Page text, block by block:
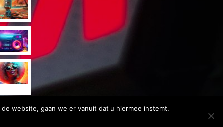
website, gaan we er vanuit dat u hiermee instemt.